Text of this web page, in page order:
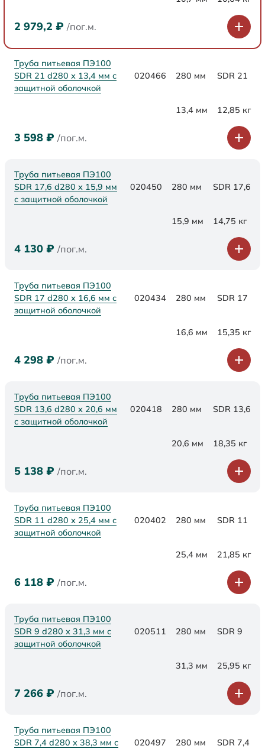
2 979,2 ₽ /пог.м.
Труба питьевая ПЭ100
SDR 21 d280 х 13,4 мм с
защитной оболочкой
020466 280 мм SDR 21
13,4 мм 12,85 кг
3 598 ₽ /пог.м.
Труба питьевая ПЭ100
SDR 17,6 d280 х 15,9 мм
с защитной оболочкой
020450 280 мм SDR 17,6
15,9 мм 14,75 кг
4 130 ₽ /пог.м.
Труба питьевая ПЭ100
SDR 17 d280 х 16,6 мм с
защитной оболочкой
020434 280 мм SDR 17
16,6 мм 15,35 кг
4 298 ₽ /пог.м.
Труба питьевая ПЭ100
SDR 13,6 d280 х 20,6 мм
с защитной оболочкой
020418 280 мм SDR 13,6
20,6 мм 18,35 кг
5 138 ₽ /пог.м.
Труба питьевая ПЭ100
SDR 11 d280 х 25,4 мм с
защитной оболочкой
020402 280 мм SDR 11
25,4 мм 21,85 кг
6 118 ₽ /пог.м.
Труба питьевая ПЭ100
SDR 9 d280 х 31,3 мм с
защитной оболочкой
020511 280 мм SDR 9
31,3 мм 25,95 кг
7 266 ₽ /пог.м.
Труба питьевая ПЭ100
SDR 7,4 d280 х 38,3 мм с
020497 280 мм SDR 7,4